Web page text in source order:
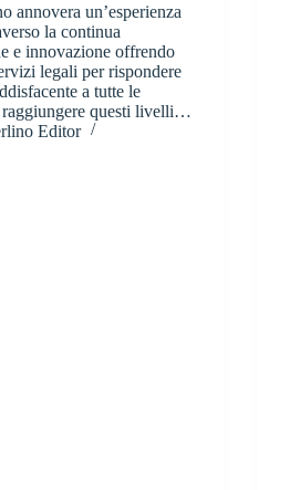
annovera un’esperienza
la continua
e innovazione offrendo
legali per rispondere
a tutte le
raggiungere questi livelli…
Editor